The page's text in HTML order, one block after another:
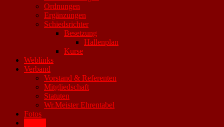
Ordnungen
Ergänzungen
Schiedsrichter
Besetzung
Hallenplan
Kurse
Weblinks
Verband
Vorstand & Referenten
Mitgliedschaft
Statuten
Wr.Meister Ehrentabel
Fotos